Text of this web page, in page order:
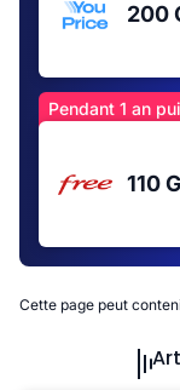
200
Pendant 1 an
110
Cette page peut